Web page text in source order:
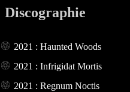
Discographie
2021 : Haunted Woods
2021 : Infrigidat Mortis
2021 : Regnum Noctis